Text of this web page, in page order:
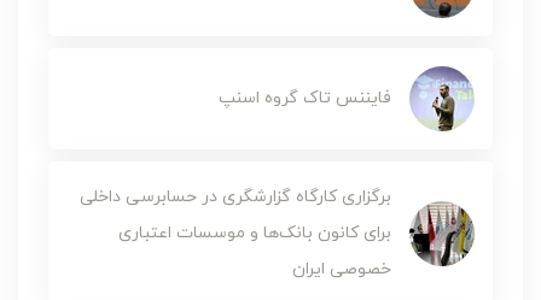
فایننس تاک گروه اسنپ
برگزاری کارگاه گزارشگری در حسابرسی داخلی
برای کانون بانک‌ها و موسسات اعتباری
خصوصی ایران